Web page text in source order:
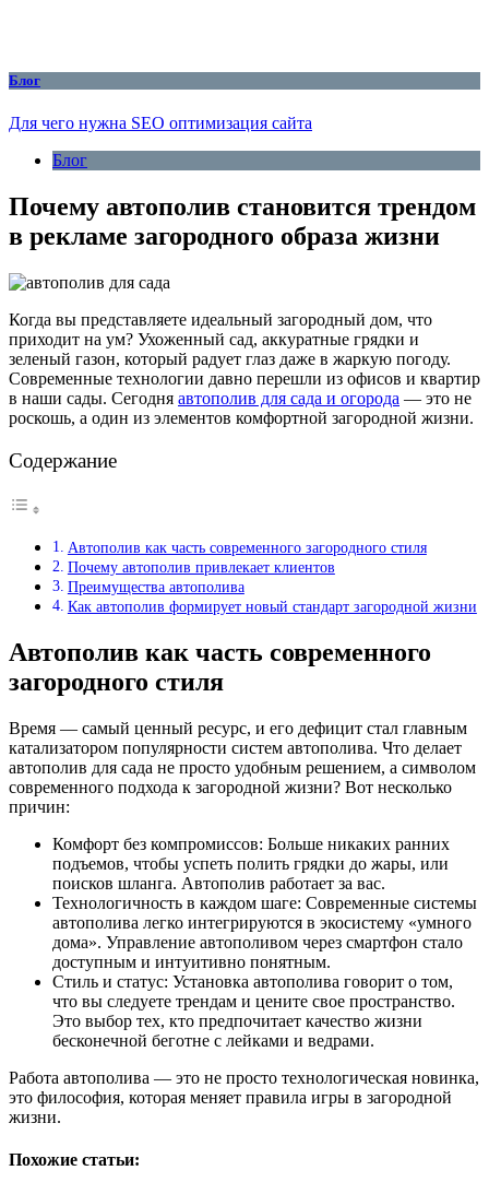
Блог
Для чего нужна SEO оптимизация сайта
Блог
Почему автополив становится трендом
в рекламе загородного образа жизни
Когда вы представляете идеальный загородный дом, что
приходит на ум? Ухоженный сад, аккуратные грядки и
зеленый газон, который радует глаз даже в жаркую погоду.
Современные технологии давно перешли из офисов и квартир
в наши сады. Сегодня автополив для сада и огорода — это не
роскошь, а один из элементов комфортной загородной жизни.
Содержание
Автополив как часть современного загородного стиля
Почему автополив привлекает клиентов
Преимущества автополива
Как автополив формирует новый стандарт загородной жизни
Автополив как часть современного
загородного стиля
Время — самый ценный ресурс, и его дефицит стал главным
катализатором популярности систем автополива. Что делает
автополив для сада не просто удобным решением, а символом
современного подхода к загородной жизни? Вот несколько
причин:
Комфорт без компромиссов: Больше никаких ранних
подъемов, чтобы успеть полить грядки до жары, или
поисков шланга. Автополив работает за вас.
Технологичность в каждом шаге: Современные системы
автополива легко интегрируются в экосистему «умного
дома». Управление автополивом через смартфон стало
доступным и интуитивно понятным.
Стиль и статус: Установка автополива говорит о том,
что вы следуете трендам и цените свое пространство.
Это выбор тех, кто предпочитает качество жизни
бесконечной беготне с лейками и ведрами.
Работа автополива — это не просто технологическая новинка,
это философия, которая меняет правила игры в загородной
жизни.
Похожие статьи: